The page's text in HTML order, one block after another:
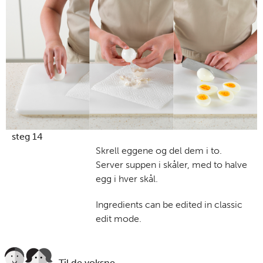
steg 14
Skrell eggene og del dem i to.
Server suppen i skåler, med to halve
egg i hver skål.
Ingredients can be edited in classic
edit mode.